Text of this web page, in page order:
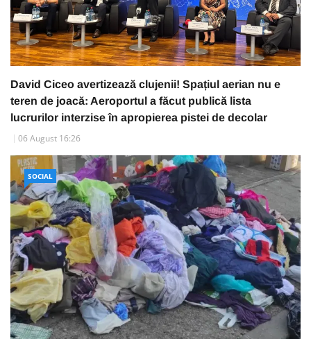
David Ciceo avertizează clujenii! Spațiul aerian nu e
teren de joacă: Aeroportul a făcut publică lista
lucrurilor interzise în apropierea pistei de decolar
06 August 16:26
SOCIAL